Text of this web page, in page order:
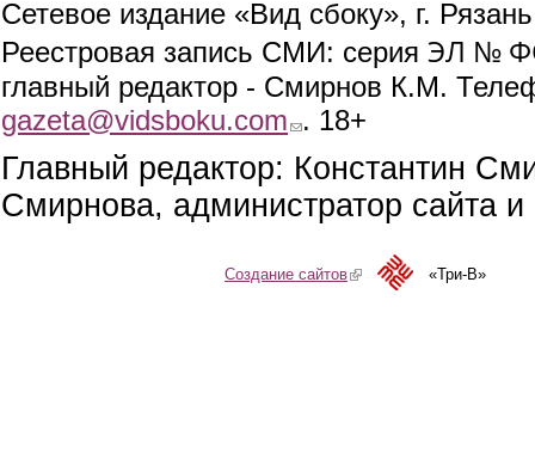
Сетевое издание «Вид сбоку», г.
Реестровая запись СМИ: серия ЭЛ №
главный редактор - Смирнов К.М.
gazeta@vidsboku.com (link sends e-mail)
. 18+
Главный редактор: Константин
Смирнова, администратор сайта
Создание сайтов(link is external)«Три-В»